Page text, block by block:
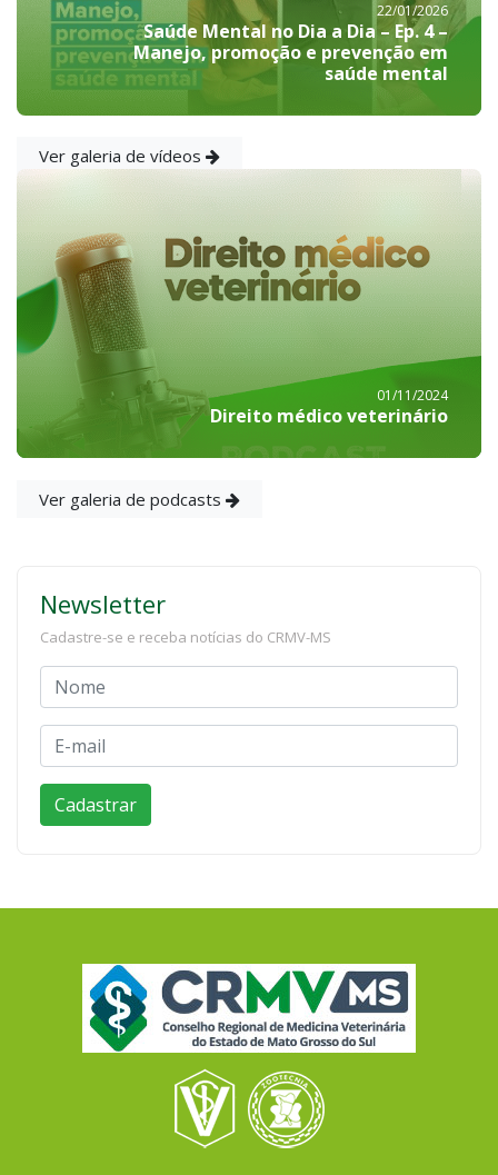
22/01/2026
Saúde Mental no Dia a Dia – Ep. 4 –
Manejo, promoção e prevenção em
saúde mental
Ver galeria de vídeos
01/11/2024
Direito médico veterinário
Ver galeria de podcasts
Newsletter
Cadastre-se e receba notícias do CRMV-MS